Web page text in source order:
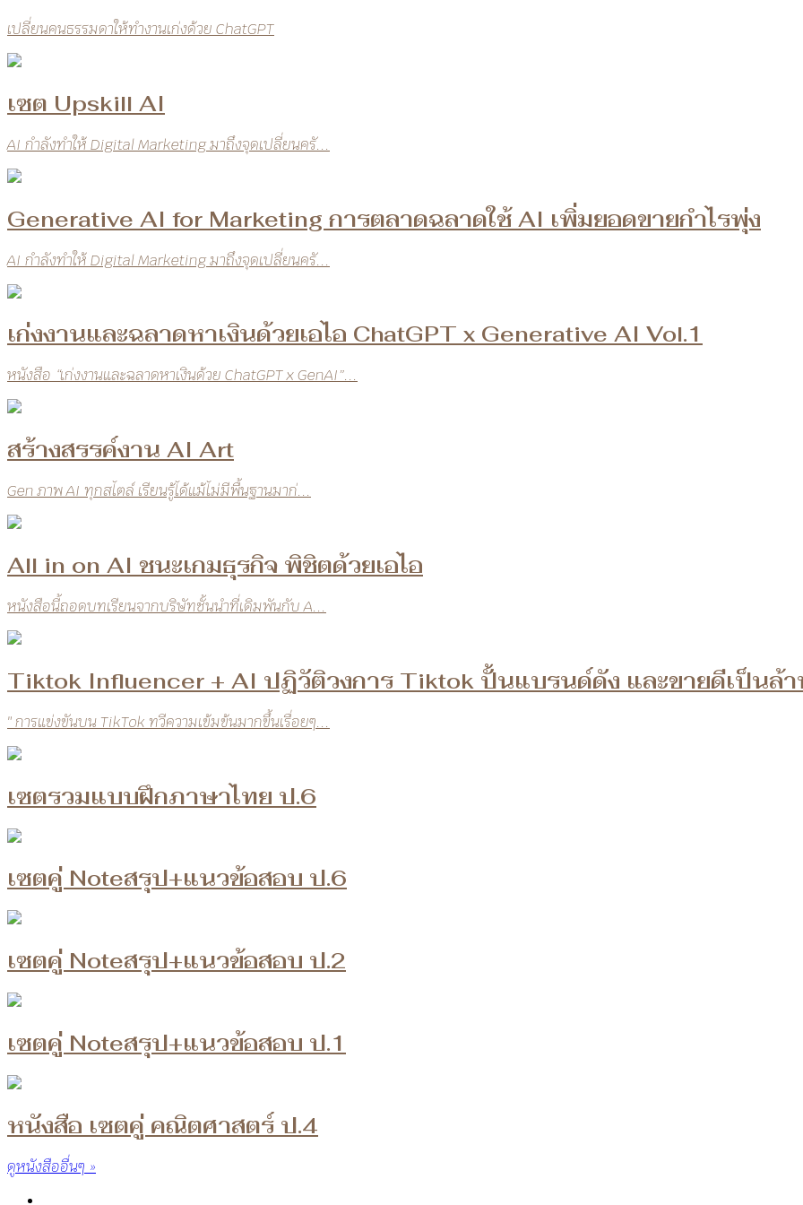
เปลี่ยนคนธรรมดาให้ทำงานเก่งด้วย ChatGPT
เซต Upskill AI
AI กำลังทำให้ Digital Marketing มาถึงจุดเปลี่ยนครั...
Generative AI for Marketing การตลาดฉลาดใช้ AI เพิ่มยอดขายกำไรพุ่ง
AI กำลังทำให้ Digital Marketing มาถึงจุดเปลี่ยนครั...
เก่งงานและฉลาดหาเงินด้วยเอไอ ChatGPT x Generative AI Vol.1
หนังสือ “เก่งงานและฉลาดหาเงินด้วย ChatGPT x GenAI”...
สร้างสรรค์งาน AI Art
Gen ภาพ AI ทุกสไตล์ เรียนรู้ได้แม้ไม่มีพื้นฐานมาก่...
All in on AI ชนะเกมธุรกิจ พิชิตด้วยเอไอ
หนังสือนี้ถอดบทเรียนจากบริษัทชั้นนำที่เดิมพันกับ A...
Tiktok Influencer + AI ปฏิวัติวงการ Tiktok ปั้นแบรนด์ดัง และขายดีเป็นล้
" การแข่งขันบน TikTok ทวีความเข้มข้นมากขึ้นเรื่อยๆ...
เซตรวมแบบฝึกภาษาไทย ป.6
เซตคู่ Noteสรุป+แนวข้อสอบ ป.6
เซตคู่ Noteสรุป+แนวข้อสอบ ป.2
เซตคู่ Noteสรุป+แนวข้อสอบ ป.1
หนังสือ เซตคู่ คณิตศาสตร์ ป.4
ดูหนังสืออื่นๆ »